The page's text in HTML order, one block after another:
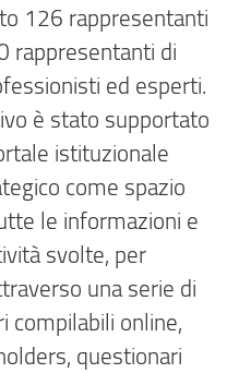
126 rappresentanti
rappresentanti di
ed esperti.
è stato supportato
istituzionale
come spazio
le informazioni e
svolte, per
una serie di
compilabili online,
questionari